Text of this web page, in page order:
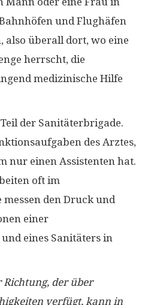
und Flughäfen
also überall dort, wo eine
herrscht, die
medizinische Hilfe
der Sanitäterbrigade.
des Arztes,
nur einen Assistenten hat.
oft im
den Druck und
einer
eines Sanitäters in
Richtung, der über
verfügt, kann in